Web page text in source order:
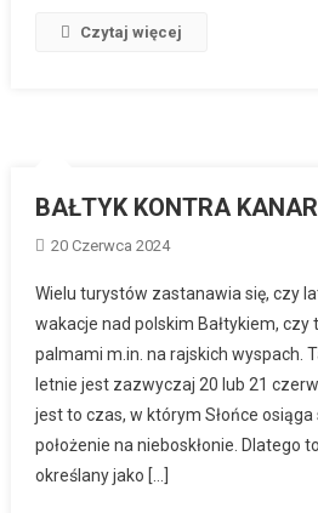
Czytaj więcej
BAŁTYK KONTRA
20 Czerwca 2024
Wielu turystów zastanawia się, czy
wakacje nad polskim Bałtykiem, czy
palmami m.in. na rajskich wyspach.
letnie jest zazwyczaj 20 lub 21
jest to czas, w którym Słońce
położenie na nieboskłonie. Dlatego
określany jako […]